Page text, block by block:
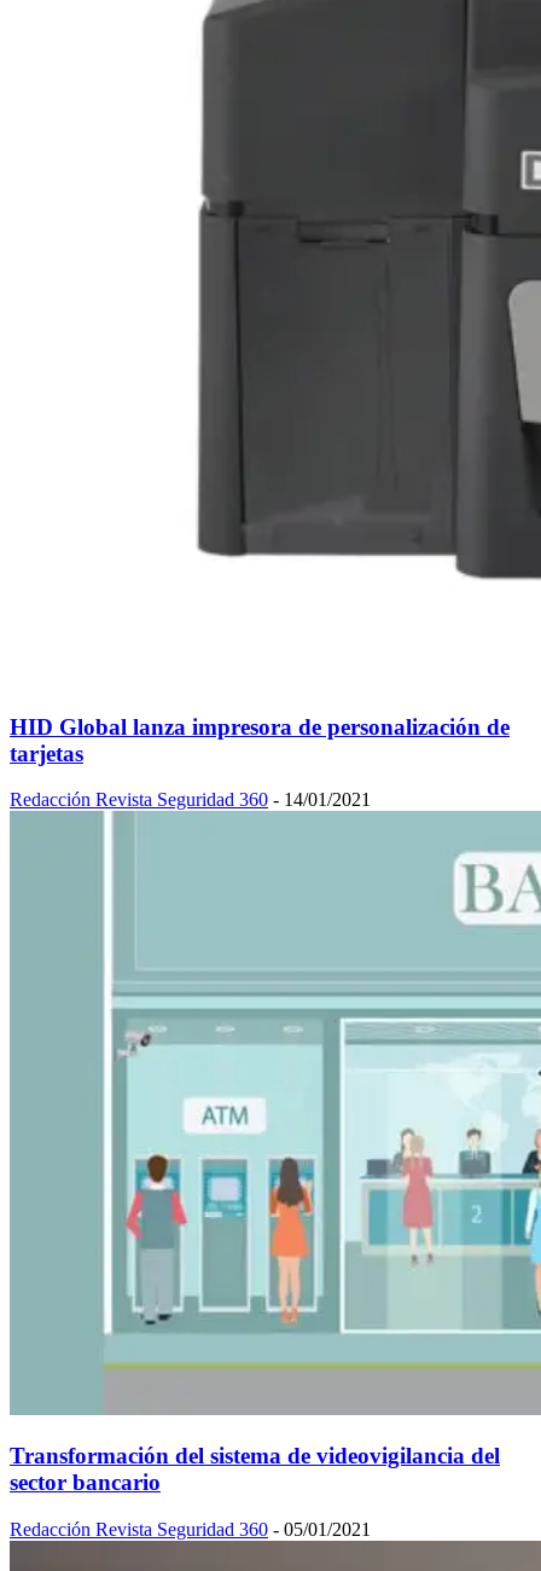
HID Global lanza impresora de personalización de
tarjetas
Redacción Revista Seguridad 360 - 14/01/2021
Transformación del sistema de videovigilancia del
sector bancario
Redacción Revista Seguridad 360 - 05/01/2021